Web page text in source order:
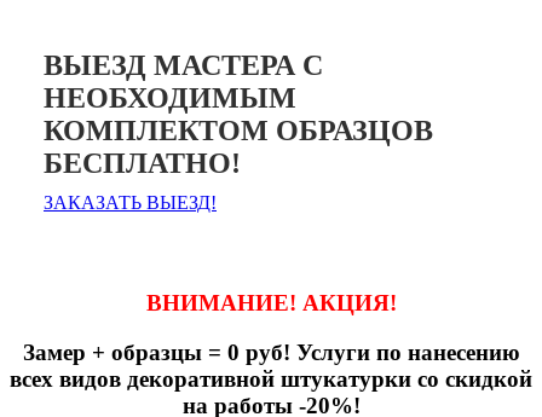
ВЫЕЗД МАСТЕРА С
НЕОБХОДИМЫМ
КОМПЛЕКТОМ ОБРАЗЦОВ
БЕСПЛАТНО!
ЗАКАЗАТЬ ВЫЕЗД!
ВНИМАНИЕ! АКЦИЯ!
Замер + образцы = 0 руб! Услуги по нанесению
всех видов декоративной штукатурки со скидкой
на работы -20%!